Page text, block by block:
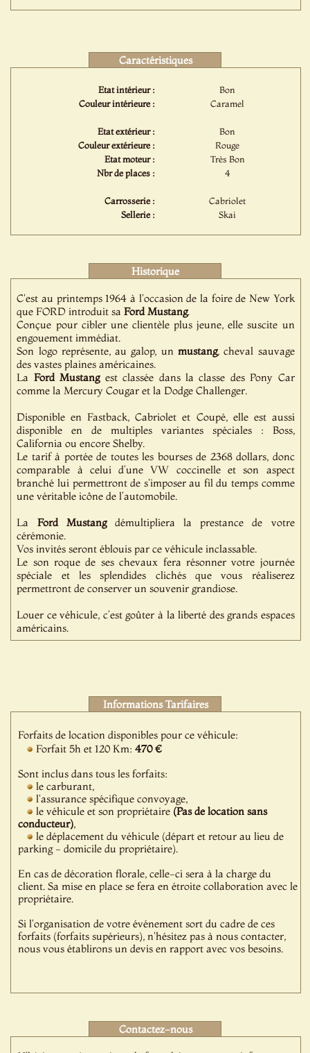
Caractéristiques
Etat intérieur :
Bon
Couleur intérieure :
Caramel
Etat extérieur :
Bon
Couleur extérieure :
Rouge
Etat moteur :
Très Bon
Nbr de places :
4
Carrosserie :
Cabriolet
Sellerie :
Skai
Historique
C'est au printemps 1964 à l'occasion de la foire de New York
que FORD introduit saFord Mustang.
Conçue pour cibler une clientèle plus jeune, elle suscite un
engouement immédiat.
Son logo représente, au galop, unmustang, cheval sauvage
des vastes plaines américaines.
La Ford Mustangest classée dans la classe des Pony Car
comme la Mercury Cougar et la Dodge Challenger.
Disponible en Fastback, Cabriolet et Coupé, elle est aussi
disponible en de multiples variantes spéciales : Boss,
California ou encore Shelby.
Le tarif à portée de toutes les bourses de 2368 dollars, donc
comparable à celui d’une VW coccinelle et son aspect
branché lui permettront de s'imposer au fil du temps comme
une véritable icône de l’automobile.
La Ford Mustangdémultipliera la prestance de votre
cérémonie.
Vos invités seront éblouis par ce véhicule inclassable.
Le son roque de ses chevaux fera résonner votre journée
spéciale et les splendides clichés que vous réaliserez
permettront de conserver un souvenir grandiose.
Louer ce véhicule, c’est goûter à la liberté des grands espaces
américains.
Informations Tarifaires
Forfaits de location disponibles pour ce véhicule:
Forfait 5h et 120 Km:470 €
Sont inclus dans tous les forfaits:
le carburant,
l'assurance spécifique convoyage,
le véhicule et son propriétaire (Pas de location sans
conducteur),
le déplacement du véhicule (départ et retour au lieu de
parking - domicile du propriétaire).
En cas de décoration florale, celle-ci sera à la charge du
client. Sa mise en place se fera en étroite collaboration avec le
propriétaire.
Si l'organisation de votre événement sort du cadre de ces
forfaits (forfaits supérieurs), n'hésitez pas à nous contacter,
nous vous établirons un devis en rapport avec vos besoins.
Contactez-nous